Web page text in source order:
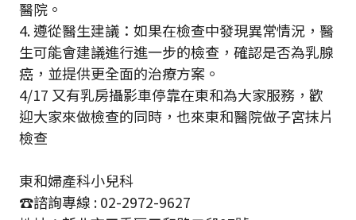
醫院。
4. 遵從醫生建議：如果在檢查中發現異常情況，醫
生可能會建議進行進一步的檢查，確認是否為乳腺
癌，並提供更全面的治療方案。
4/17 又有乳房攝影車停靠在東和為大家服務，歡
迎大家來做檢查的同時，也來東和醫院做子宮抹片
檢查
東和婦產科小兒科
☎️諮詢專線 : 02-2972-9627